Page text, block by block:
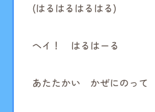
(はるはるはるはる)
ヘイ！ はるはーる
あたたかい かぜにのって